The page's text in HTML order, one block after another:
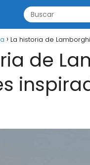
La historia de
de